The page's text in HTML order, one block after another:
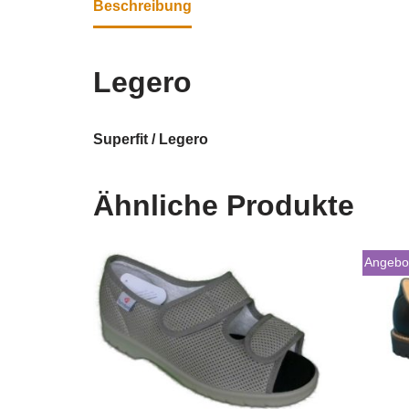
Beschreibung
Legero
Superfit / Legero
Ähnliche Produkte